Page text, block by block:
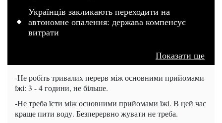
Українців закликають переходити на
автономне опалення: держава компенсує
витрати
Показати ще
-Не робіть тривалих перерв між основними прийомами
їжі: 3 - 4 години, не більше.
-Не треба їсти між основними прийомами їжі. В цей час
краще пити воду. Безперервно жувати не треба.